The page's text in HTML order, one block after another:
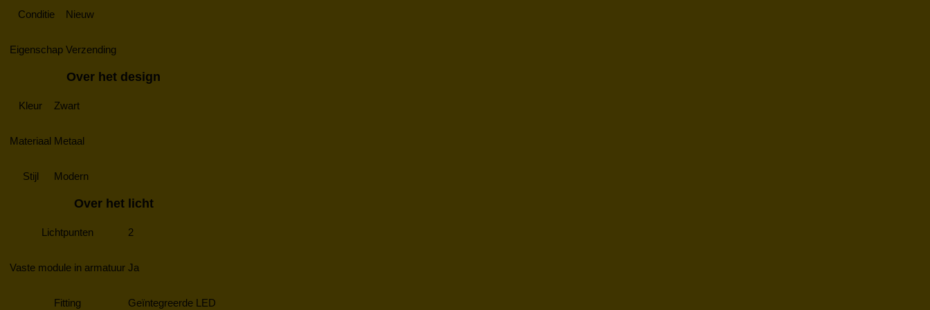
Conditie Nieuw
Eigenschap Verzending
Over het design
Kleur Zwart
Materiaal Metaal
Stijl Modern
Over het licht
Lichtpunten 2
Vaste module in armatuur Ja
Fitting Geïntegreerde LED